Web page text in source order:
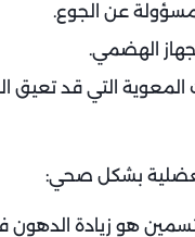
عن الجوع.
الهضمي.
المعوية التي قد تعيق
العضلية بشكل صحي:
هو زيادة الدهون